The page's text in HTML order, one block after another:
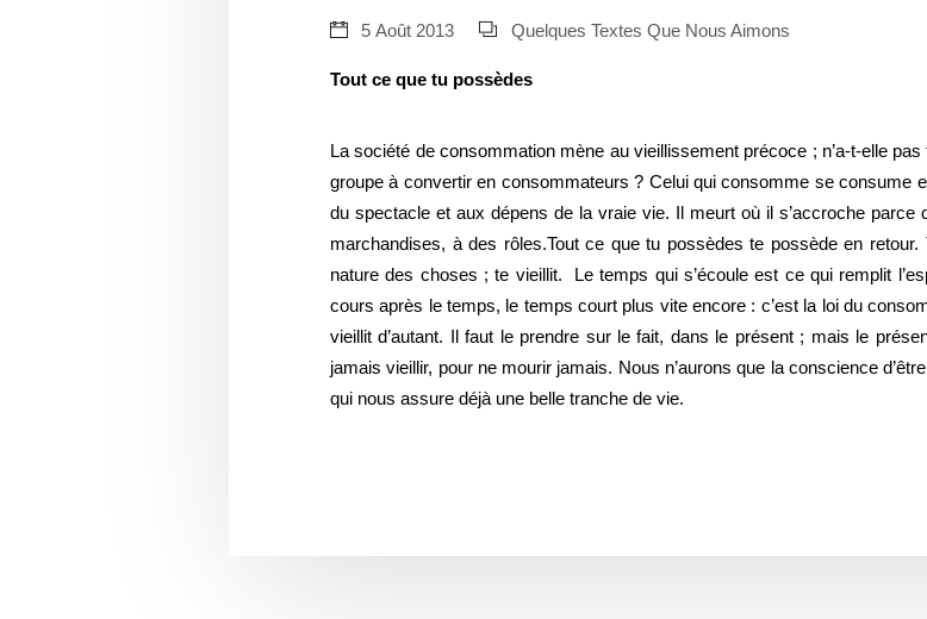
5 Août 2013 Quelques Textes Que Nous Aimons
Tout ce que tu possèdes
La société de consommation mène au vieillissement précoce ; n’a-t-elle
groupe à convertir en consommateurs ? Celui qui consomme se consume
du spectacle et aux dépens de la vraie vie. Il meurt où il s’accroche parce
marchandises, à des rôles.Tout ce que tu possèdes te possède en retour.
nature des choses ; te vieillit. Le temps qui s’écoule est ce qui remplit
cours après le temps, le temps court plus vite encore : c’est la loi du
vieillit d’autant. Il faut le prendre sur le fait, dans le présent ; mais le
jamais vieillir, pour ne mourir jamais. Nous n’aurons que la conscience
qui nous assure déjà une belle tranche de vie.